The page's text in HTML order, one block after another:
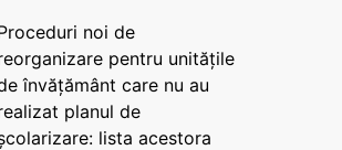
noi de
pentru unitățile
învățământ care nu au
planul de
lista acestora